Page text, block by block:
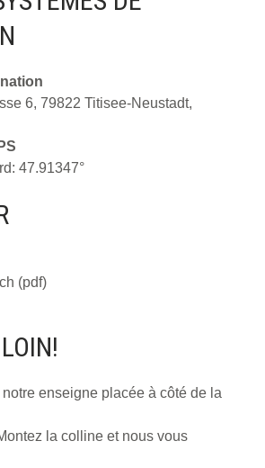
6, 79822 Titisee-Neustadt,
47.91347°
(pdf)
enseigne placée à côté de la
la colline et nous vous